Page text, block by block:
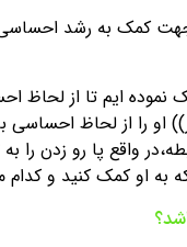
کمک به رشد احساسی
ایم تا از لحاظ
او را از لحاظ
واقع پا رو زدن
او کمک کنید و کدام